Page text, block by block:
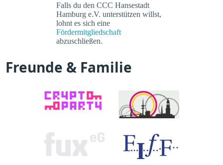
Falls du den CCC Hansestadt
Hamburg e.V. unterstützen willst,
lohnt es sich eine
Fördermitgliedschaft
abzuschließen.
Freunde & Familie